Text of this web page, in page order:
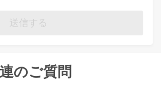
送信する
のご質問